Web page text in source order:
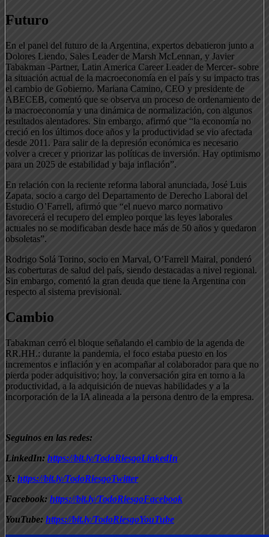
Futuro
En el panel del futuro de la Argentina, expertos debatieron junto a
Dolores Liendo, Sales Leader de Marsh McLennan, y Javier
Tabakman -Partner, Latin America Career Leader de Mercer- sobre
la situación actual de la macroeconomía en el país y su impacto tras
el cambio de Gobierno. Mariana Camino, CEO y presidente de
ABECEB, comentó que se observa un proceso de ordenamiento de
la macroeconomía y una dinámica de normalización, con algunos
resultados alentadores. Sin embargo, afirmó que “la economía no
creció en los últimos doce años y la productividad se vio afectada
desde 2011. Para salir de la depresión económica es necesario
volver a crecer y priorizar las políticas de inversión. Hay optimismo
para un 2025 de estabilidad y baja inflación”.
En relación con la reciente reforma laboral anunciada, José Luis
Zapata, socio a cargo del Departamento de Derecho Laboral del
Estudio O’Farrell, afirmó que “el nuevo marco normativo
favorecerá el recupero del empleo porque las leyes laborales
actuales no se modificaban desde hace más de 50 años y quedaron
obsoletas”.
Rodrigo Solá Torino, socio en Marval, O’Farrell Mairal, ponderó
las coberturas de salud del país, siendo destacadas a nivel regional.
Sin embargo, comentó la gran deuda que tiene la Argentina con
respecto al sistema previsional.
Cambio
Tabakman cerró el bloque señalando el cambio de la agenda de
RR.HH.: durante la pandemia, el foco estaba puesto en los
incrementos e inflación y en acompañar al colaborador para que no
pierda poder adquisitivo; hoy, la conversación gira en torno a la
productividad, a la adquisición de nuevas habilidades y a la
incorporación de la IA alineada a la persona dentro de la empresa.
Seguinos en las redes:
LinkedIn: https://bit.ly/TodoRiesgoLinkedIn
X: https://bit.ly/TodoRiesgoTwitter
Facebook: https://bit.ly/TodoRiesgoFacebook
YouTube: https://bit.ly/TodoRiesgoYouTube